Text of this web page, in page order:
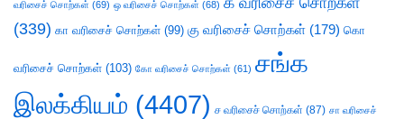
வரிசைச் சொற்கள் (69) ஒ வரிசைச் சொற்கள் (68)
(339) கா வரிசைச் சொற்கள் (99) கு வரிசைச் சொற்கள் (179) கொ
வரிசைச் சொற்கள் (103) கோ வரிசைச் சொற்கள் (61) சங்க
இலக்கியம் (4407) ச வரிசைச் சொற்கள் (87) சா வரிசைச்